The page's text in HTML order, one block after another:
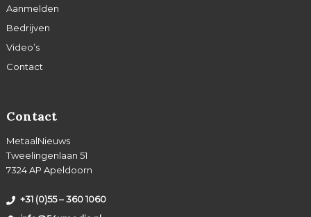
Aanmelden
Bedrijven
Video’s
Contact
Contact
MetaalNieuws
Tweelingenlaan 51
7324 AP Apeldoorn
+31 (0)55 – 360 1060